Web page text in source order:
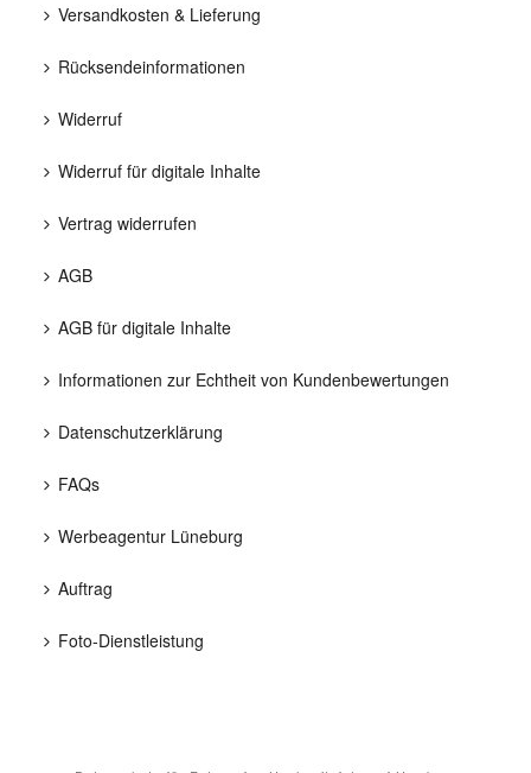
Versandkosten & Lieferung
Rücksendeinformationen
Widerruf
Widerruf für digitale Inhalte
Vertrag widerrufen
AGB
AGB für digitale Inhalte
Informationen zur Echtheit von Kundenbewertungen
Datenschutzerklärung
FAQs
Werbeagentur Lüneburg
Auftrag
Foto-Dienstleistung